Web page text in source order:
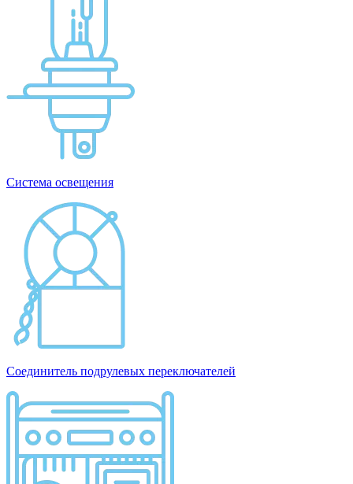
Система освещения
Соединитель подрулевых переключателей